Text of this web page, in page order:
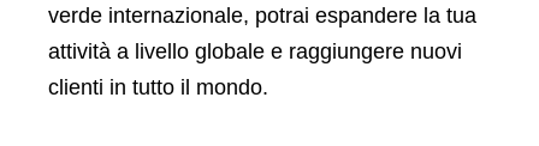
verde internazionale, potrai espandere la tua
attività a livello globale e raggiungere nuovi
clienti in tutto il mondo.